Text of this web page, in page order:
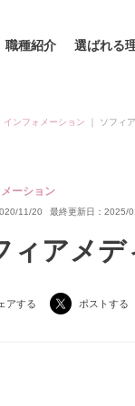
職種紹介 選ばれる
インフォメーション ソフィ
ーション
11/20 最終更新日：2025/
ィアメ
アする ポストする